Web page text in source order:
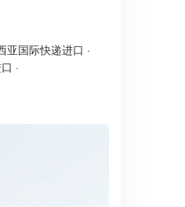
亚国际快递进口 ·
·